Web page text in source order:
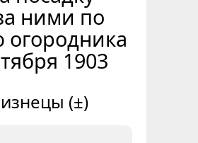
ними по
1903
(±)